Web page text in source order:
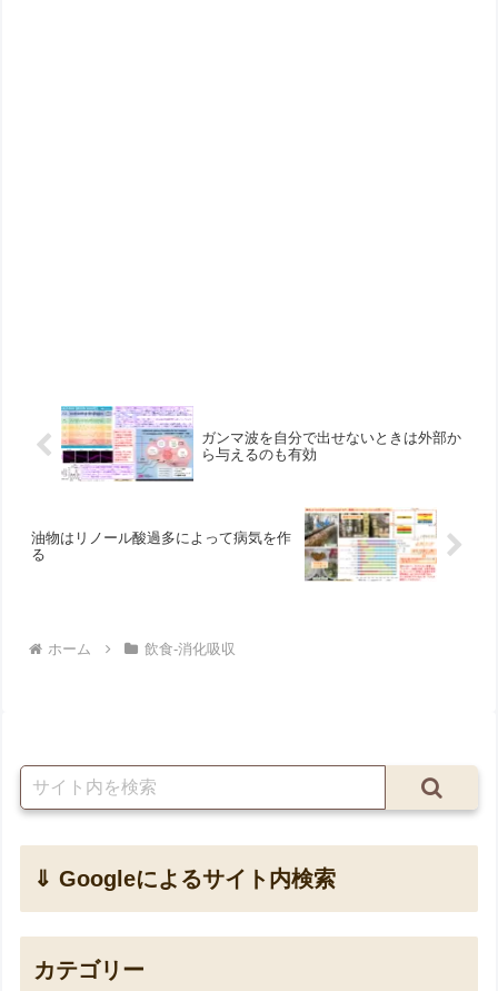
ガンマ波を自分で出せないときは外部か
ら与えるのも有効
油物はリノール酸過多によって病気を作
る
ホーム 飲食-消化吸収
⇓ Googleによるサイト内検索
カテゴリー